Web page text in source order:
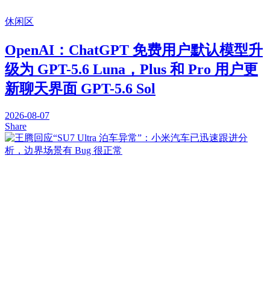
休闲区
OpenAI：ChatGPT 免费用户默认模型升
级为 GPT-5.6 Luna，Plus 和 Pro 用户更
新聊天界面 GPT-5.6 Sol
2026-08-07
Share